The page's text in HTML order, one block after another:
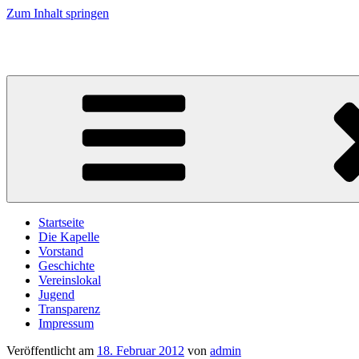
Zum Inhalt springen
Startseite
Die Kapelle
Vorstand
Geschichte
Vereinslokal
Jugend
Transparenz
Impressum
Veröffentlicht am 18. Februar 2012 von admin